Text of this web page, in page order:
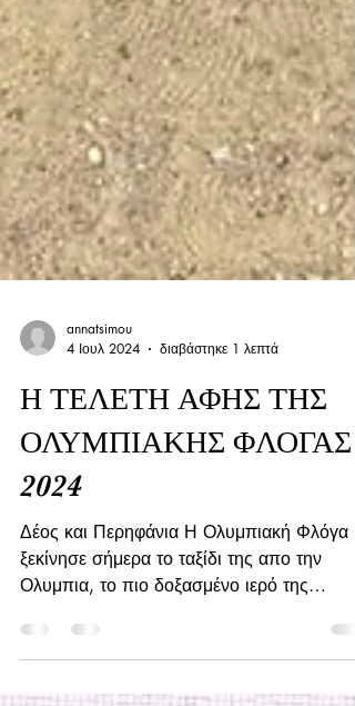
annatsimou
4 Ιουλ 2024
διαβάστηκε 1 λεπτά
Η ΤΕΛΕΤΗ ΑΦΗΣ ΤΗΣ
ΟΛΥΜΠΙΑΚΗΣ ΦΛΟΓΑΣ
2024
Δέος και Περηφάνια Η Ολυμπιακή Φλόγα
ξεκίνησε σήμερα το ταξίδι της απο την
Ολυμπια, το πιο δοξασμένο ιερό της